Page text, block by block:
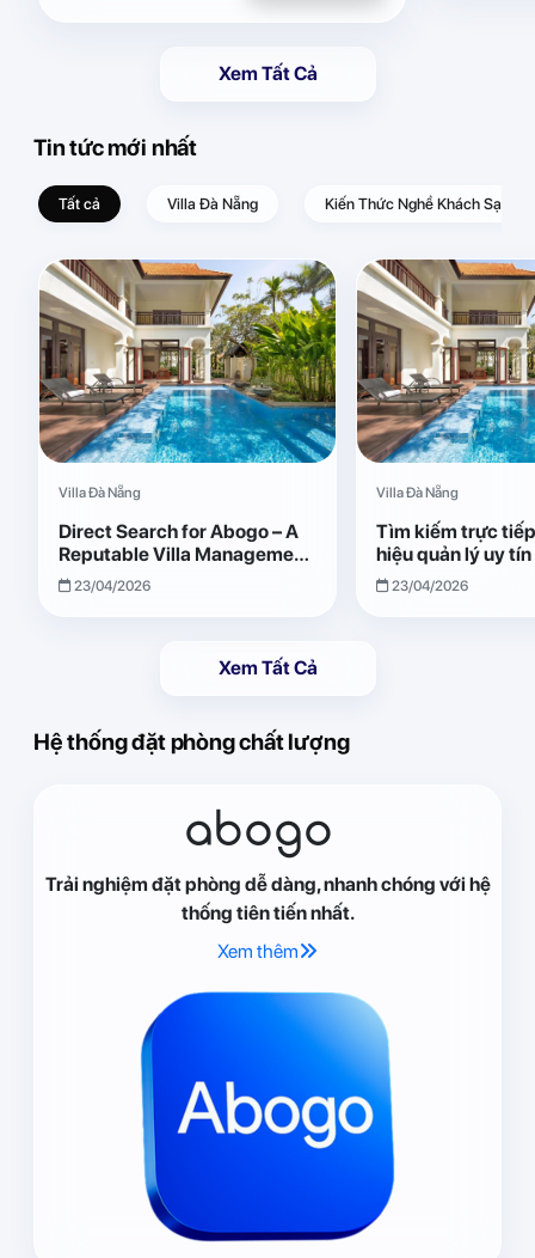
Xem Tất Cả
Tin tức mới nhất
Tất cả Villa Đà Nẵng Kiến Thức Nghề Khách Sạn –
Villa Đà Nẵng
Direct Search for Abogo – A
Reputable Villa Management
Brand with Transparent and
Effective Operations
23/04/2026
Villa Đà Nẵng
Tìm kiếm trực
hiệu quản lý uy
Giải pháp vận
quả, minh bạch
23/04/2026
Xem Tất Cả
Hệ thống đặt phòng chất lượng
abogo
Trải nghiệm đặt phòng dễ dàng, nhanh chóng với hệ
thống tiên tiến nhất.
Xem thêm